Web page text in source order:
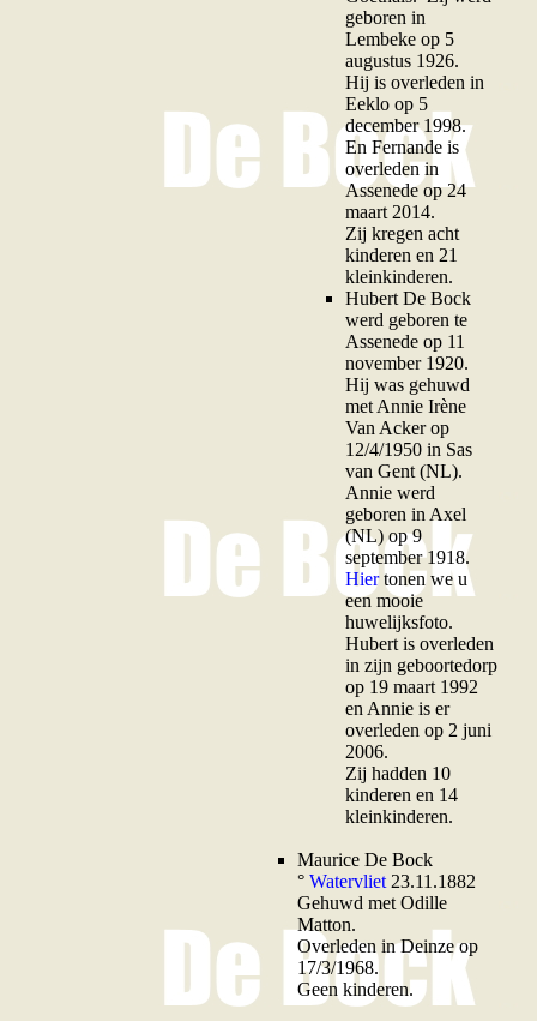
geboren in
Lembeke op 5
augustus 1926.
Hij is overleden in
Eeklo op 5
december 1998.
En Fernande is
overleden in
Assenede op 24
maart 2014.
Zij kregen acht
kinderen en 21
kleinkinderen.
Hubert De Bock
werd geboren te
Assenede op 11
november 1920.
Hij was gehuwd
met Annie Irène
Van Acker op
12/4/1950 in Sas
van Gent (NL).
Annie werd
geboren in Axel
(NL) op 9
september 1918.
Hiertonen we u
een mooie
huwelijksfoto.
Hubert is overleden
in zijn geboortedorp
op 19 maart 1992
en Annie is er
overleden op 2 juni
2006.
Zij hadden 10
kinderen en 14
kleinkinderen.
Maurice De Bock
° Watervliet 23.11.1882
Gehuwd met Odille
Matton.
Overleden in Deinze op
17/3/1968.
Geen kinderen.